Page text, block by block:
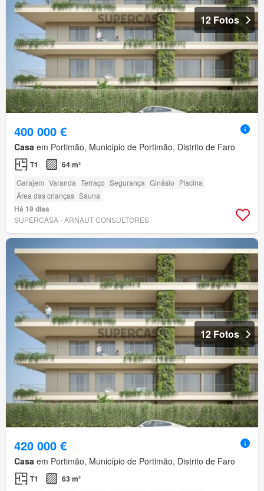
12 Fotos
400 000 €
Casa em Portimão, Município de Portimão, Distrito de Faro
T1 64 m²
Garajem Varanda Terraço Segurança Ginásio Piscina
Área das crianças Sauna
Há 19 dias
SUPERCASA - ARNAUT CONSULTORES
12 Fotos
420 000 €
Casa em Portimão, Município de Portimão, Distrito de Faro
T1 63 m²